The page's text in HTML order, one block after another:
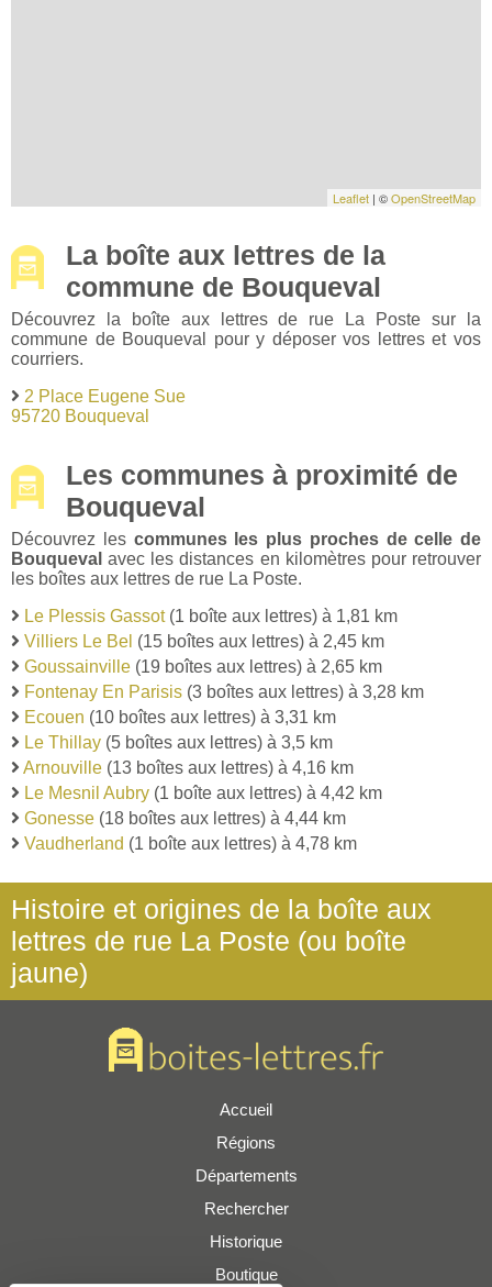
Leaflet | ©OpenStreetMap
La boîte aux lettres de la
commune de Bouqueval
Découvrez la boîte aux lettres de rue La Poste sur la
commune de Bouqueval pour y déposer vos lettres et vos
courriers.
2 Place Eugene Sue
95720 Bouqueval
Les communes à proximité de
Bouqueval
Découvrez les communes les plus proches de celle de
Bouqueval avec les distances en kilomètres pour retrouver
les boîtes aux lettres de rue La Poste.
Le Plessis Gassot(1 boîte aux lettres) à 1,81 km
Villiers Le Bel (15 boîtes aux lettres) à 2,45 km
Goussainville (19 boîtes aux lettres) à 2,65 km
Fontenay En Parisis (3 boîtes aux lettres) à 3,28 km
Ecouen (10 boîtes aux lettres) à 3,31 km
Le Thillay (5 boîtes aux lettres) à 3,5 km
Arnouville (13 boîtes aux lettres) à 4,16 km
Le Mesnil Aubry (1 boîte aux lettres) à 4,42 km
Gonesse (18 boîtes aux lettres) à 4,44 km
Vaudherland (1 boîte aux lettres) à 4,78 km
Histoire et origines de la boîte aux
lettres de rue La Poste (ou boîte
jaune)
Accueil
Régions
Départements
Rechercher
Historique
Boutique